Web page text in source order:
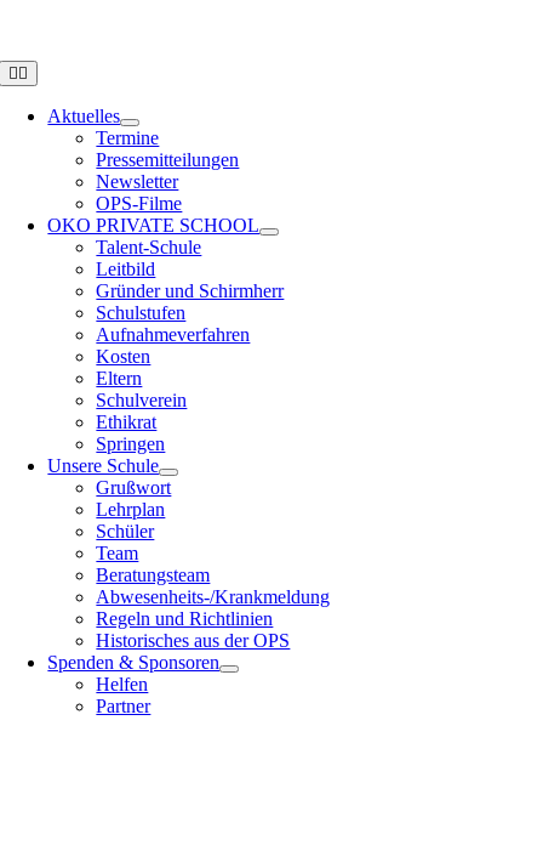
springen
Toggle
Navigation
Aktuelles
Termine
Pressemitteilungen
Newsletter
OPS-Filme
OKO PRIVATE SCHOOL
Talent-Schule
Leitbild
Gründer und Schirmherr
Schulstufen
Aufnahmeverfahren
Kosten
Eltern
Schulverein
Ethikrat
Springen
Unsere Schule
Grußwort
Lehrplan
Schüler
Team
Beratungsteam
Abwesenheits-/Krankmeldung
Regeln und Richtlinien
Historisches aus der OPS
Spenden & Sponsoren
Helfen
Partner